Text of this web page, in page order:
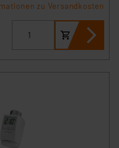
zu Versandkosten